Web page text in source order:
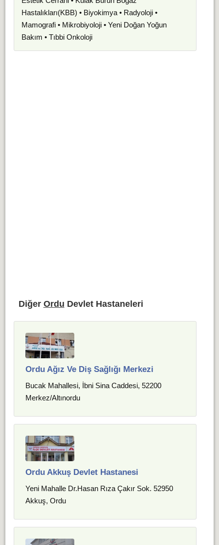
Hastalıkları(KBB) • Biyokimya • Radyoloji •
Mamografi • Mikrobiyoloji • Yeni Doğan Yoğun
Bakım • Tıbbi Onkoloji
Diğer Ordu Devlet Hastaneleri
Ordu Ağız Ve Diş Sağlığı Merkezi
Bucak Mahallesi, İbni Sina Caddesi, 52200
Merkez/Altınordu
Ordu Akkuş Devlet Hastanesi
Yeni Mahalle Dr.Hasan Rıza Çakır Sok. 52950
Akkuş, Ordu